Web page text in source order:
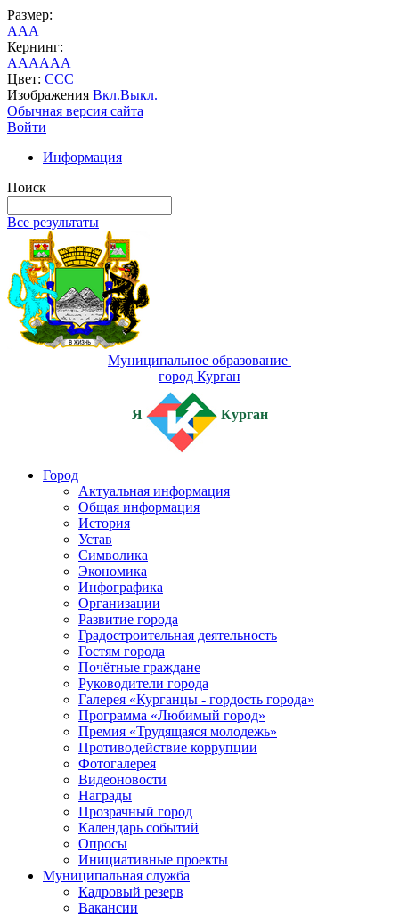
Размер:
AAA
Кернинг:
AAAAAA
Цвет: CCC
Изображения Вкл.Выкл.
Обычная версия сайта
Войти
Информация
Поиск
Все результаты
Муниципальное образование
город Курган
Я Курган
Город
Актуальная информация
Общая информация
История
Устав
Символика
Экономика
Инфографика
Организации
Развитие города
Градостроительная деятельность
Гостям города
Почётные граждане
Руководители города
Галерея «Курганцы - гордость города»
Программа «Любимый город»
Премия «Трудящаяся молодежь»
Противодействие коррупции
Фотогалерея
Видеоновости
Награды
Прозрачный город
Календарь событий
Опросы
Инициативные проекты
Муниципальная служба
Кадровый резерв
Вакансии